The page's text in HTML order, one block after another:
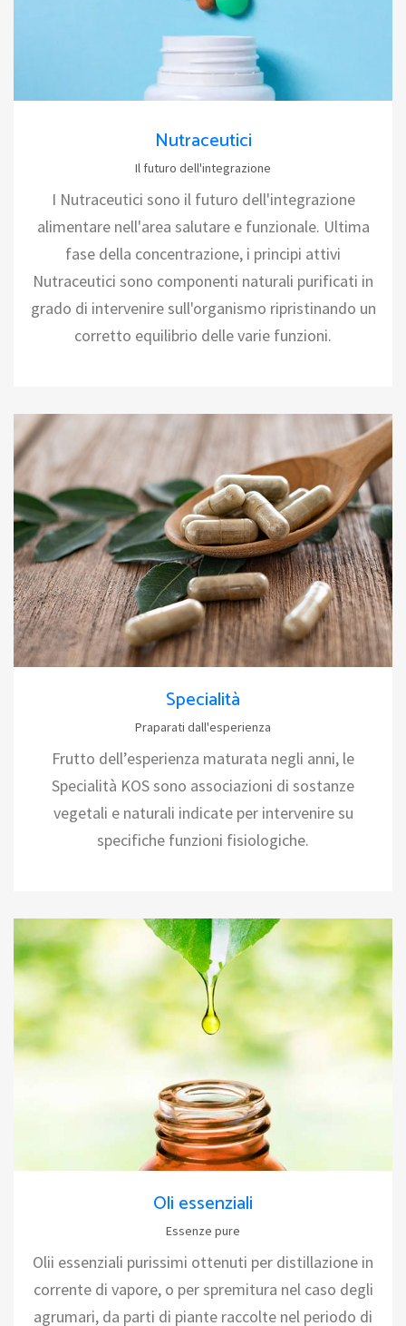
Nutraceutici
Il futuro dell'integrazione
I Nutraceutici sono il futuro dell'integrazione
alimentare nell'area salutare e funzionale. Ultima
fase della concentrazione, i principi attivi
Nutraceutici sono componenti naturali purificati in
grado di intervenire sull'organismo ripristinando un
corretto equilibrio delle varie funzioni.
Specialità
Praparati dall'esperienza
Frutto dell’esperienza maturata negli anni, le
Specialità KOS sono associazioni di sostanze
vegetali e naturali indicate per intervenire su
specifiche funzioni fisiologiche.
Oli essenziali
Essenze pure
Olii essenziali purissimi ottenuti per distillazione in
corrente di vapore, o per spremitura nel caso degli
agrumari, da parti di piante raccolte nel periodo di